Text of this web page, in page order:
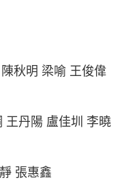
秋明 梁喻 王俊偉
王丹陽 盧佳圳 李曉
張惠鑫